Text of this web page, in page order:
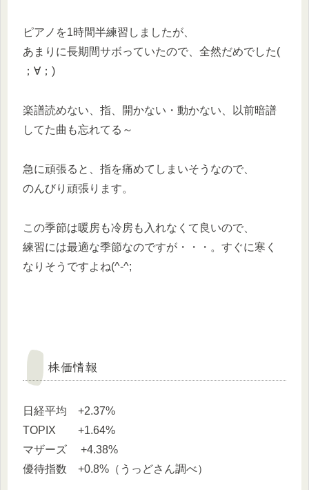
ピアノを1時間半練習しましたが、
あまりに長期間サボっていたので、全然だめでした(
；∀；)
楽譜読めない、指、開かない・動かない、以前暗譜
してた曲も忘れてる～
急に頑張ると、指を痛めてしまいそうなので、
のんびり頑張ります。
この季節は暖房も冷房も入れなくて良いので、
練習には最適な季節なのですが・・・。すぐに寒く
なりそうですよね(^-^;
株価情報
日経平均 +2.37%
TOPIX +1.64%
マザーズ +4.38%
優待指数 +0.8%（うっどさん調べ）